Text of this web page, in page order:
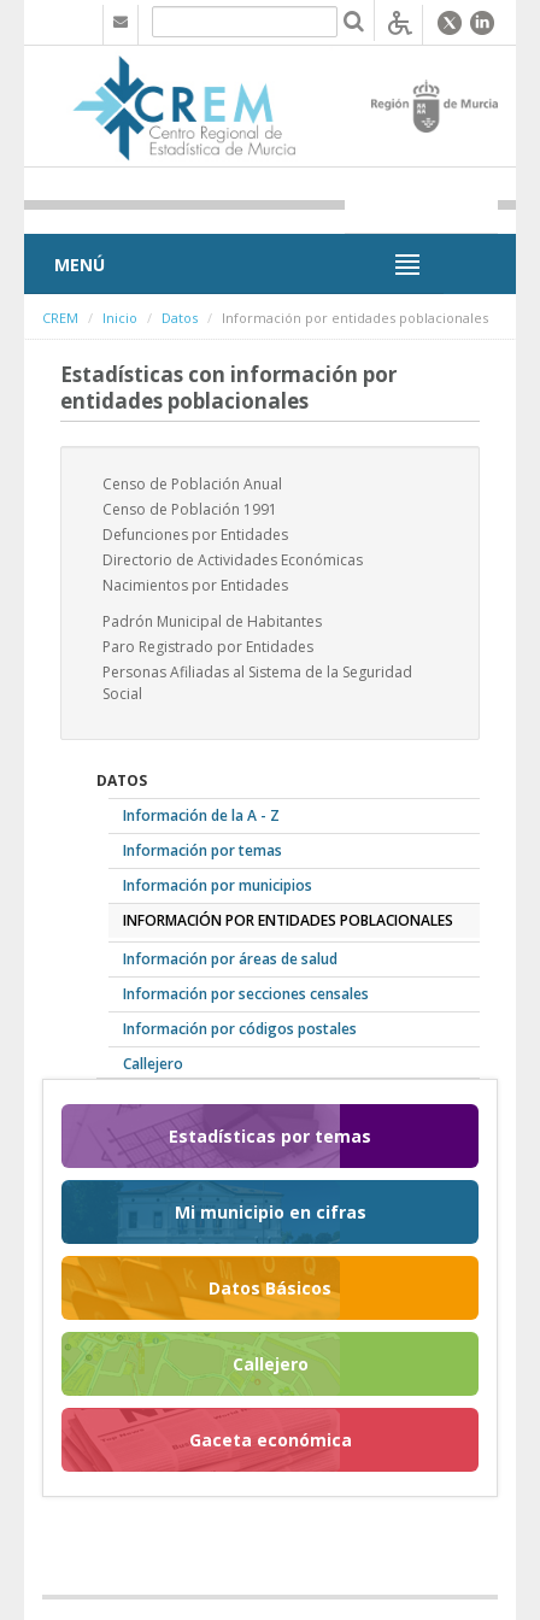
Saltar al contenido
MENÚ
CREM Inicio Datos Información por entidades poblacionales
Estadísticas con información por
entidades poblacionales
Censo de Población Anual
Censo de Población 1991
Defunciones por Entidades
Directorio de Actividades Económicas
Nacimientos por Entidades
Padrón Municipal de Habitantes
Paro Registrado por Entidades
Personas Afiliadas al Sistema de la Seguridad
Social
DATOS
Información de la A - Z
Información por temas
Información por municipios
INFORMACIÓN POR ENTIDADES POBLACIONALES
Información por áreas de salud
Información por secciones censales
Información por códigos postales
Callejero
Estadísticas por temas
Mi municipio en cifras
Datos Básicos
Callejero
Gaceta económica